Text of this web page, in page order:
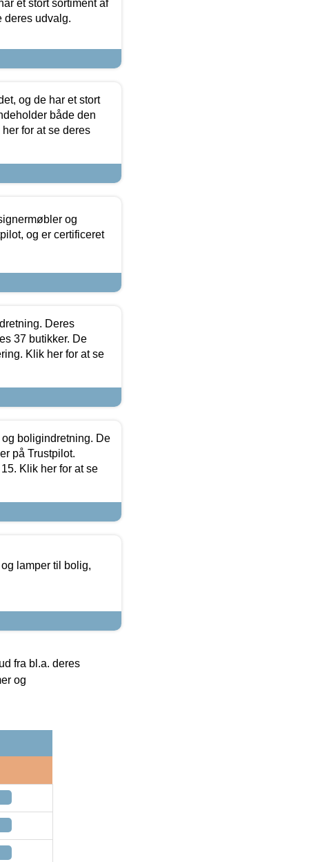
et stort sortiment af
deres udvalg.
og de har et stort
både den
for at se deres
og
og er certificeret
Deres
37 butikker. De
Klik her for at se
boligindretning. De
på Trustpilot.
Klik her for at se
lamper til bolig,
fra bl.a. deres
og